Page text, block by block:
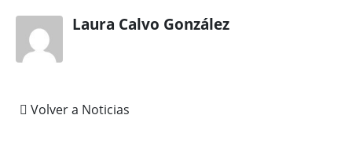
Laura Calvo González
Volver a Noticias